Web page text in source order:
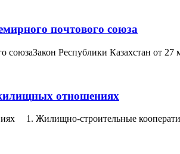
почтового союза
союзаЗакон Республики Казахстан
отношениях
1. Жилищно-строительные